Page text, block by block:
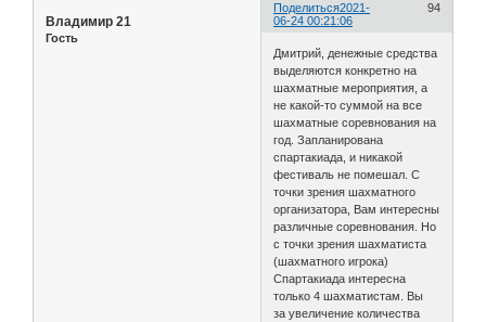
Поделиться 94
2021-
06-24 00:21:06
Владимир 21
Гость
Дмитрий, денежные средства
выделяются конкретно на
шахматные мероприятия, а
не какой-то суммой на все
шахматные соревнования на
год. Запланирована
спартакиада, и никакой
фестиваль не помешал. С
точки зрения шахматного
организатора, Вам интересны
различные соревнования. Но
с точки зрения шахматиста
(шахматного игрока)
Спартакиада интересна
только 4 шахматистам. Вы
за увеличение количества